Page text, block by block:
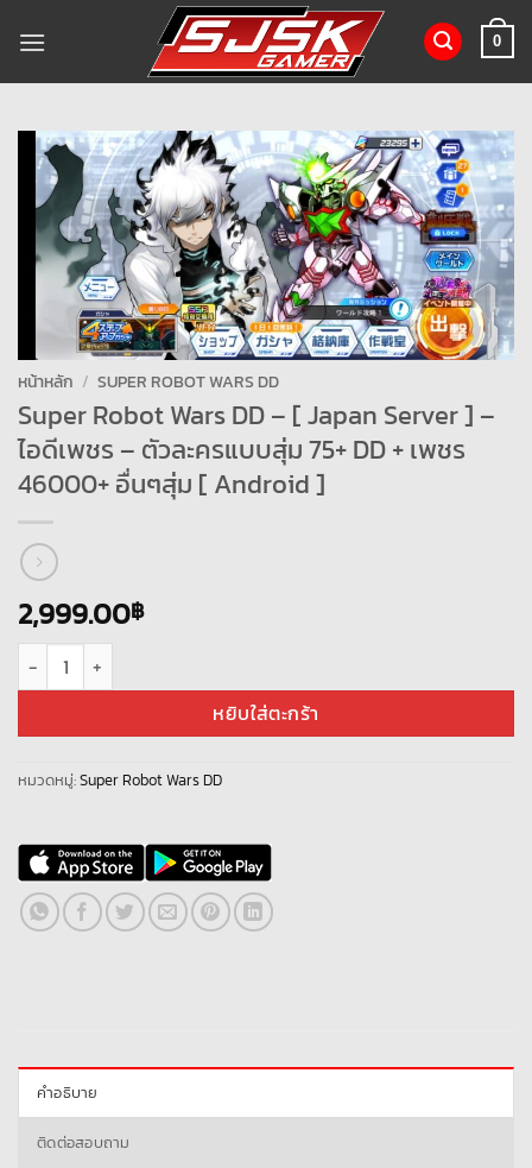
0
หน้าหลัก / SUPER ROBOT WARS DD
Super Robot Wars DD – [ Japan Server ] –
ไอดีเพชร – ตัวละครแบบสุ่ม 75+ DD + เพชร
46000+ อื่นๆสุ่ม [ Android ]
2,999.00฿
จำนวน Super Robot Wars DD – [ Japan Server ] – ไอดีเพชร – ตัวละคร
หยิบใส่ตะกร้า
หมวดหมู่:Super Robot Wars DD
คำอธิบาย
ติดต่อสอบถาม